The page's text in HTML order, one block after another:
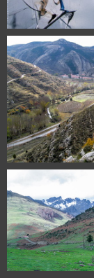
0009
0133 Aliaga